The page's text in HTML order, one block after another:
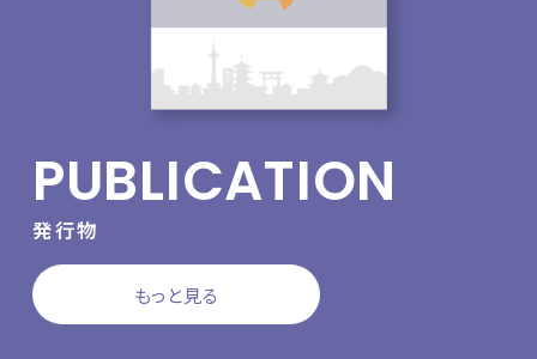
PUBLICATION
発行物
もっと見る